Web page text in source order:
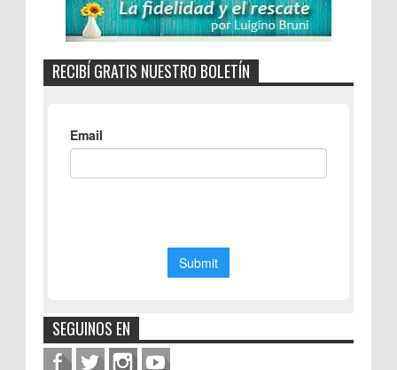
RECIBÍ GRATIS NUESTRO BOLETÍN
SEGUINOS EN